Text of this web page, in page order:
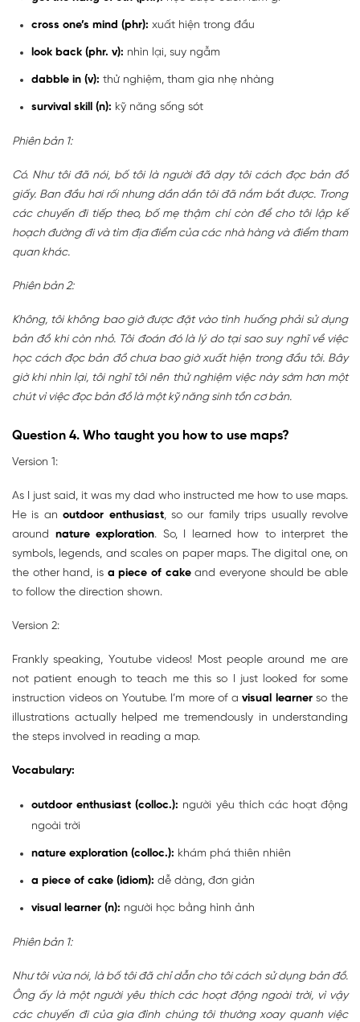
cross one’s mind (phr): xuất hiện trong đầu
look back (phr. v): nhìn lại, suy ngẫm
dabble in (v): thử nghiệm, tham gia nhẹ nhàng
survival skill (n): kỹ năng sống sót
Phiên bản 1:
Có. Như tôi đã nói, bố tôi là người đã dạy tôi cách đọc bản đồ
giấy. Ban đầu hơi rối nhưng dần dần tôi đã nắm bắt được. Trong
các chuyến đi tiếp theo, bố mẹ thậm chí còn để cho tôi lập kế
hoạch đường đi và tìm địa điểm của các nhà hàng và điểm tham
quan khác.
Phiên bản 2:
Không, tôi không bao giờ được đặt vào tình huống phải sử dụng
bản đồ khi còn nhỏ. Tôi đoán đó là lý do tại sao suy nghĩ về việc
học cách đọc bản đồ chưa bao giờ xuất hiện trong đầu tôi. Bây
giờ khi nhìn lại, tôi nghĩ tôi nên thử nghiệm việc này sớm hơn một
chút vì việc đọc bản đồ là một kỹ năng sinh tồn cơ bản.
Question 4. Who taught you how to use maps?
Version 1:
As I just said, it was my dad who instructed me how to use maps.
He is anoutdoor enthusiast, so our family trips usually revolve
around nature exploration. So, I learned how to interpret the
symbols, legends, and scales on paper maps. The digital one, on
the other hand, is a piece of cakeand everyone should be able
to follow the direction shown.
Version 2:
Frankly speaking, Youtube videos! Most people around me are
not patient enough to teach me this so I just looked for some
instruction videos on Youtube. I’m more of avisual learnerso the
illustrations actually helped me tremendously in understanding
the steps involved in reading a map.
Vocabulary:
outdoor enthusiast (colloc.): người yêu thích các hoạt động
ngoài trời
nature exploration (colloc.): khám phá thiên nhiên
a piece of cake (idiom): dễ dàng, đơn giản
visual learner (n): người học bằng hình ảnh
Phiên bản 1:
Như tôi vừa nói, là bố tôi đã chỉ dẫn cho tôi cách sử dụng bản đồ.
Ông ấy là một người yêu thích các hoạt động ngoài trời, vì vậy
các chuyến đi của gia đình chúng tôi thường xoay quanh việc